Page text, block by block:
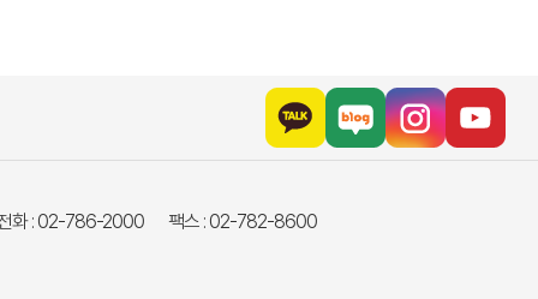
화 : 02-786-2000 팩스 : 02-782-8600